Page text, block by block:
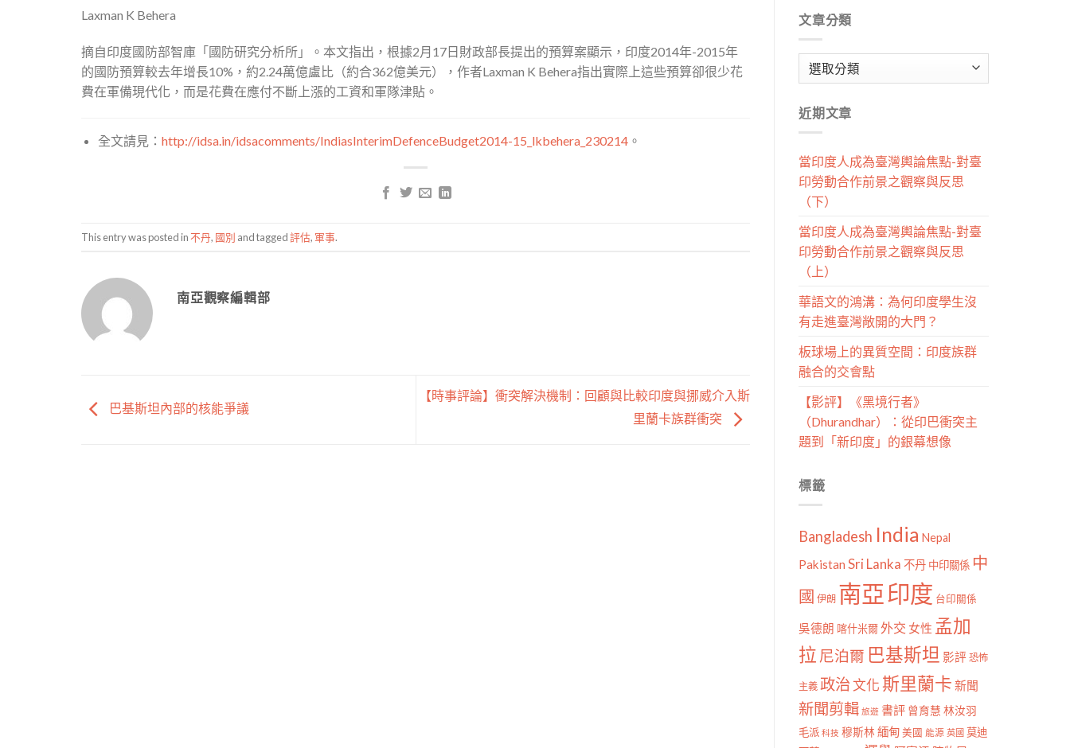
Laxman K Behera
摘自印度國防部智庫「國防研究分析所」。本文指出，根據2月17日財政部長提出的預算案顯示，印度2014年-2015年
的國防預算較去年增長10%，約2.24萬億盧比（約合362億美元），作者Laxman K Behera指出實際上這些預算卻很少花
費在軍備現代化，而是花費在應付不斷上漲的工資和軍隊津貼。
全文請見： http://idsa.in/idsacomments/IndiasInterimDefenceBudget2014-15_lkbehera_230214。
This entry was posted in不丹, 國別 and tagged評估, 軍事.
南亞觀察編輯部
巴基斯坦內部的核能爭議
【時事評論】衝突解決機制：回顧與比較印度與挪威介入斯
里蘭卡族群衝突
文章分類
章
類
近期文章
當印度人成為臺灣輿論焦點-對臺
印勞動合作前景之觀察與反思
（下）
當印度人成為臺灣輿論焦點-對臺
印勞動合作前景之觀察與反思
（上）
華語文的鴻溝：為何印度學生沒
有走進臺灣敞開的大門？
板球場上的異質空間：印度族群
融合的交會點
【影評】《黑境行者》
（Dhurandhar）：從印巴衝突主
題到「新印度」的銀幕想像
標籤
Bangladesh India Nepal
Pakistan Sri Lanka 不丹 中印關係 中
國 伊朗 南亞印度 台印關係
吳德朗 喀什米爾外交 女性 孟加
拉 尼泊爾 巴基斯坦 影評 恐怖
主義 政治文化斯里蘭卡 新聞
新聞剪輯 旅遊 書評 曾育慧 林汝羽
毛派 科技 穆斯林 緬甸 美國 能源 英國 莫迪